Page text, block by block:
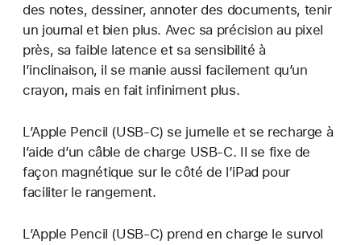
des notes, dessiner, annoter des documents, tenir
un journal et bien plus. Avec sa précision au pixel
près, sa faible latence et sa sensibilité à
l’inclinaison, il se manie aussi facilement qu’un
crayon, mais en fait infiniment plus.
L’Apple Pencil (USB-C) se jumelle et se recharge à
l’aide d’un câble de charge USB-C. Il se fixe de
façon magnétique sur le côté de l’iPad pour
faciliter le rangement.
L’Apple Pencil (USB‑C) prend en charge le survol